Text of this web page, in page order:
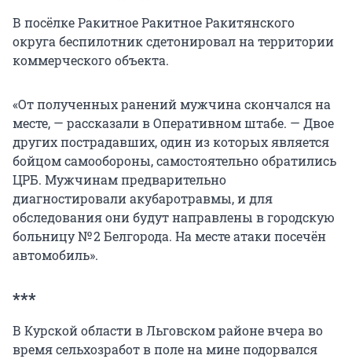
В посёлке Ракитное Ракитное Ракитянского
округа беспилотник сдетонировал на территории
коммерческого объекта.
«От полученных ранений мужчина скончался на
месте, — рассказали в Оперативном штабе. — Двое
других пострадавших, один из которых является
бойцом самообороны, самостоятельно обратились
ЦРБ. Мужчинам предварительно
диагностировали акубаротравмы, и для
обследования они будут направлены в городскую
больницу № 2 Белгорода. На месте атаки посечён
автомобиль».
***
В Курской области в Льговском районе вчера во
время сельхозработ в поле на мине подорвался